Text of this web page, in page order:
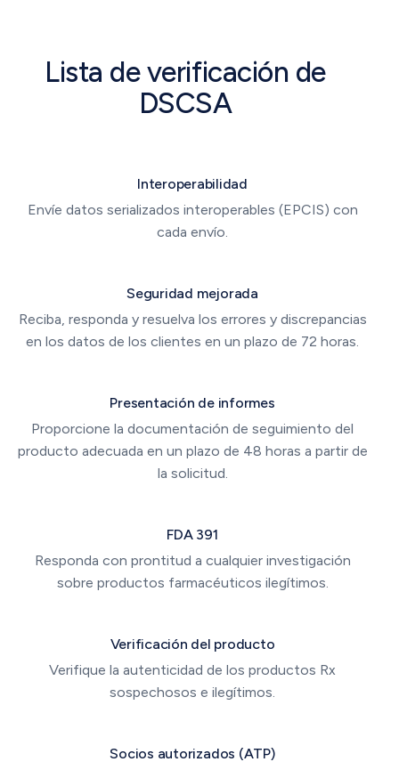
Lista de verificación de
DSCSA
Interoperabilidad
Envíe datos serializados interoperables (EPCIS) con
cada envío.
Seguridad mejorada
Reciba, responda y resuelva los errores y discrepancias
en los datos de los clientes en un plazo de 72 horas.
Presentación de informes
Proporcione la documentación de seguimiento del
producto adecuada en un plazo de 48 horas a partir de
la solicitud.
FDA 391
Responda con prontitud a cualquier investigación
sobre productos farmacéuticos ilegítimos.
Verificación del producto
Verifique la autenticidad de los productos Rx
sospechosos e ilegítimos.
Socios autorizados (ATP)